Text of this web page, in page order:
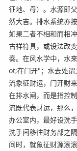
征地、母）。水源即
然大吉。排水系统亦
如果二者不相和而相
古祥符具，或设法改
奏。在风水学中，水
ot;在门开"；水去处
流象征财运，门开财
在排水闸，而是指控
流既代表财运，那么
办公室内，最好设洗
洗手间移往财务部之
间时，就象征财源滚